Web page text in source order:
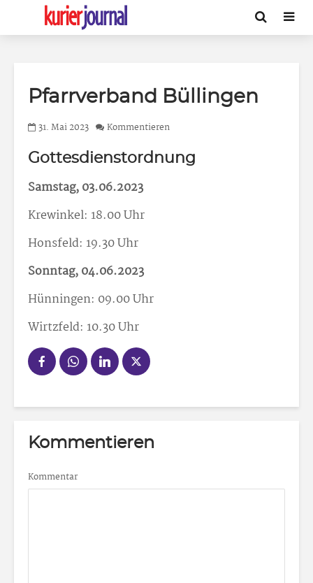
Pfarrverband Büllingen
31. Mai 2023 Kommentieren
Gottesdienstordnung
Samstag, 03.06.2023
Krewinkel: 18.00 Uhr
Honsfeld: 19.30 Uhr
Sonntag, 04.06.2023
Hünningen: 09.00 Uhr
Wirtzfeld: 10.30 Uhr
Kommentieren
Kommentar